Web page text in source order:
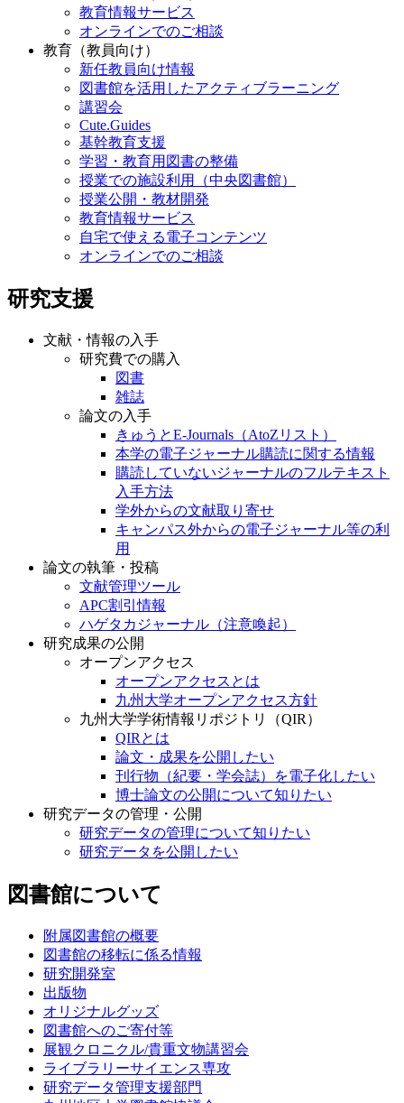
教育情報サービス
オンラインでのご相談
教育（教員向け）
新任教員向け情報
図書館を活用したアクティブラーニング
講習会
Cute.Guides
基幹教育支援
学習・教育用図書の整備
授業での施設利用（中央図書館）
授業公開・教材開発
教育情報サービス
自宅で使える電子コンテンツ
オンラインでのご相談
研究支援
文献・情報の入手
研究費での購入
図書
雑誌
論文の入手
きゅうとE-Journals（AtoZリスト）
本学の電子ジャーナル購読に関する情報
購読していないジャーナルのフルテキスト
入手方法
学外からの文献取り寄せ
キャンパス外からの電子ジャーナル等の利
用
論文の執筆・投稿
文献管理ツール
APC割引情報
ハゲタカジャーナル（注意喚起）
研究成果の公開
オープンアクセス
オープンアクセスとは
九州大学オープンアクセス方針
九州大学学術情報リポジトリ（QIR）
QIRとは
論文・成果を公開したい
刊行物（紀要・学会誌）を電子化したい
博士論文の公開について知りたい
研究データの管理・公開
研究データの管理について知りたい
研究データを公開したい
図書館について
附属図書館の概要
図書館の移転に係る情報
研究開発室
出版物
オリジナルグッズ
図書館へのご寄付等
展観クロニクル/貴重文物講習会
ライブラリーサイエンス専攻
研究データ管理支援部門